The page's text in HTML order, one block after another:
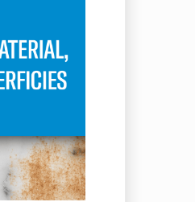
y
4, 2026